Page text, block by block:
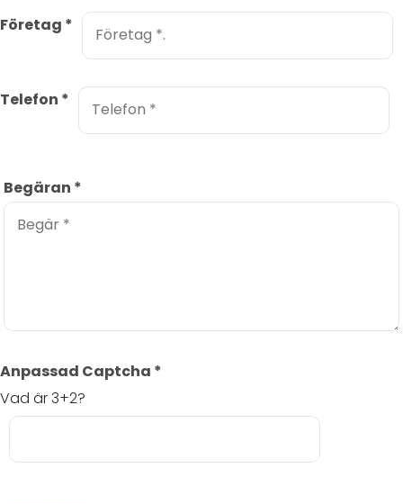
Företag *
Telefon *
Begäran *
Anpassad Captcha *
Vad är 3+2?